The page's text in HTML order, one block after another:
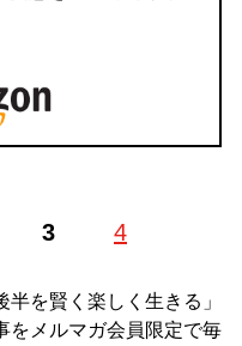
3 4
を賢く楽しく生きる」
をメルマガ会員限定で毎